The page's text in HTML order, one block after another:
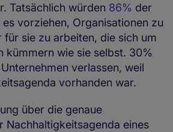
Tatsächlich würden 86% der
vorziehen, Organisationen zu
sie zu arbeiten, die sich um
kümmern wie sie selbst. 30%
verlassen, weil
vorhanden war.
über die genaue
Nachhaltigkeitsagenda eines